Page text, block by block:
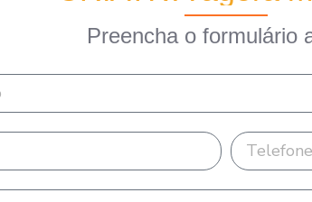
Preencha o formulário